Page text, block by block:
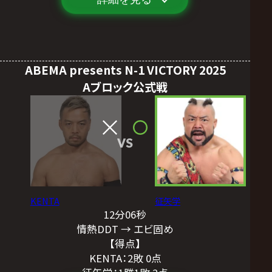
ABEMA presents N-1 VICTORY 2025
Aブロック公式戦
KENTA
VS
征矢学
12分06秒
情熱DDT → エビ固め
【得点】
KENTA：2敗 0点